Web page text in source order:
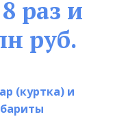
раз и
руб.
(куртка) и